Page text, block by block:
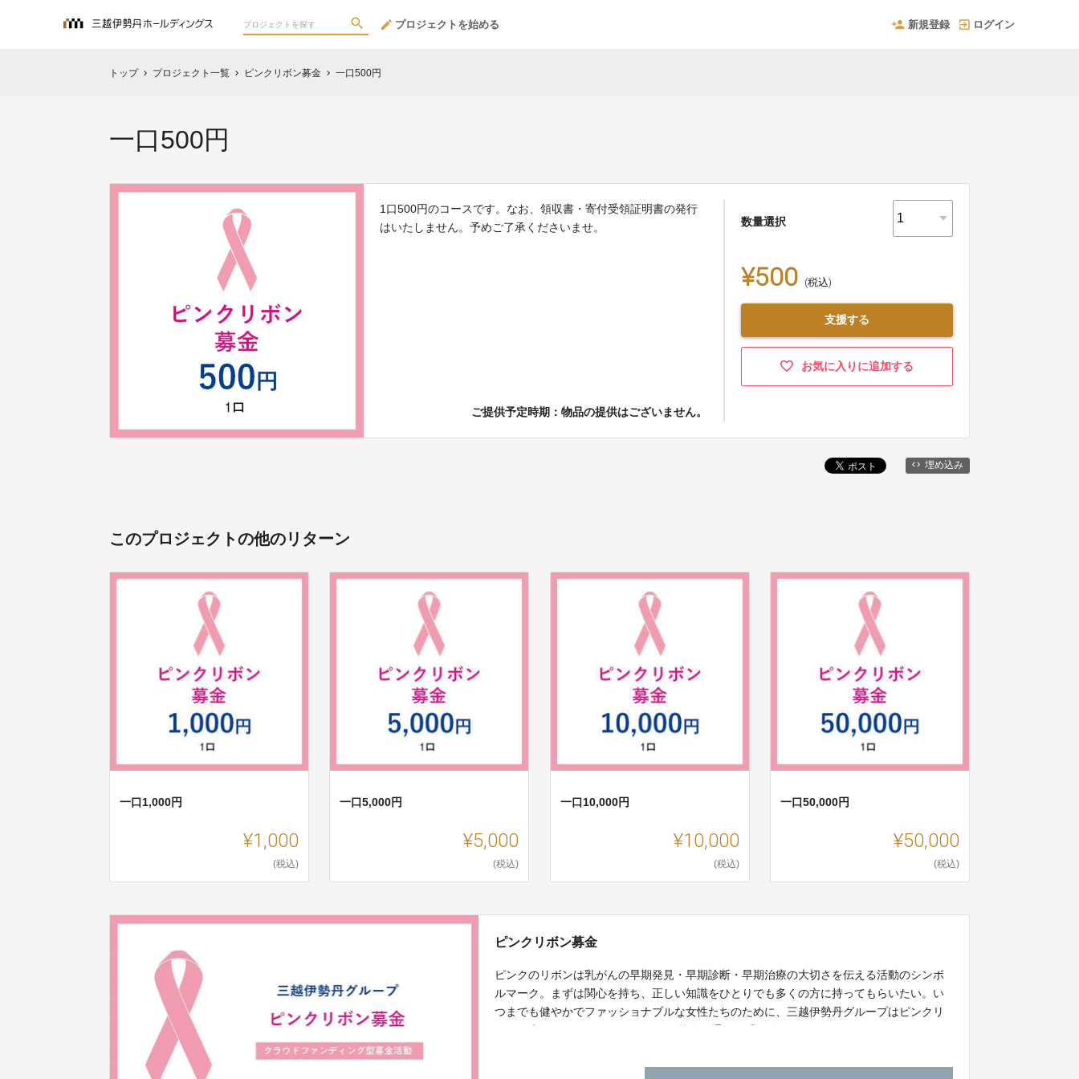
プロジェクトを始める 新規登録 ログイン
トップ chevron_right プロジェクト一覧 chevron_right ピンクリボン募金 chevron_right 一口500円
一口500円
1口500円のコースです。なお、領収書・寄付受領証明書の発行
はいたしません。予めご了承くださいませ。
ご提供予定時期：物品の提供はございません。
数量選択
¥500 (税込)
支援する
お気に入りに追加する
埋め込み
このプロジェクトの他のリターン
一口1,000円
¥1,000
(税込)
一口5,000円
¥5,000
(税込)
一口10,000円
¥10,000
(税込)
一口50,000円
¥50,000
(税込)
ピンクリボン募金
ピンクのリボンは乳がんの早期発見・早期診断・早期治療の大切さを伝える活動のシンボ
ルマーク。まずは関心を持ち、正しい知識をひとりでも多くの方に持ってもらいたい。い
つまでも健やかでファッショナブルな女性たちのために、三越伊勢丹グループはピンクリ